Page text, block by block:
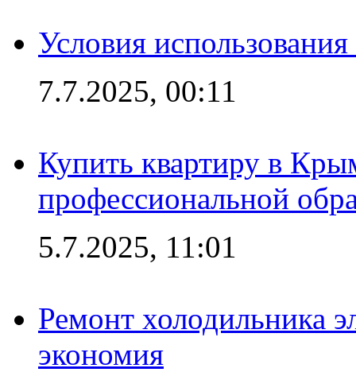
Условия
7.7.2025, 00:11
Купить квартиру в
профессиональной
5.7.2025, 11:01
Ремонт холодильника
экономия